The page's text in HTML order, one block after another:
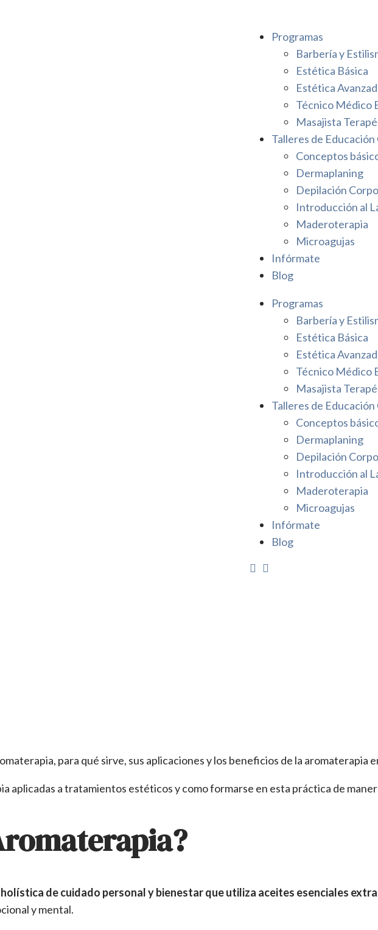
Programas
Barbería y
Estética Básica
Estética
Técnico Médico
Masajista
Talleres de
Conceptos
Dermaplaning
Depilación
Introducción al
Maderoterapia
Microagujas
Infórmate
Blog
Programas
Barbería y
Estética Básica
Estética
Técnico Médico
Masajista
Talleres de
Conceptos
Dermaplaning
Depilación
Introducción al
Maderoterapia
Microagujas
Infórmate
Blog
para qué sirve, sus aplicaciones y los beneficios de la aromaterapia
aplicadas a tratamientos estéticos y como formarse en esta práctica de
de cuidado personal y bienestar que utiliza aceites esenciales
y mental.